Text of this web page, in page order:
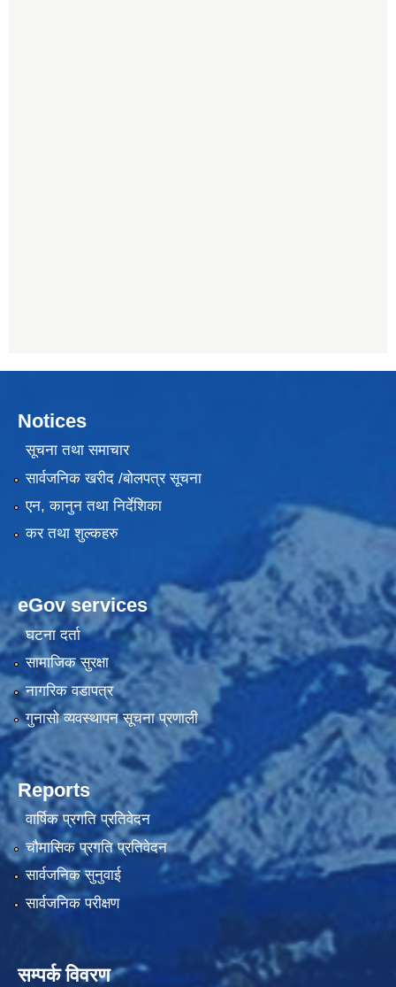
Notices
सूचना तथा समाचार
सार्वजनिक खरीद /बोलपत्र सूचना
एन, कानुन तथा निर्देशिका
कर तथा शुल्कहरु
eGov services
घटना दर्ता
सामाजिक सुरक्षा
नागरिक वडापत्र
गुनासो व्यवस्थापन सूचना प्रणाली
Reports
वार्षिक प्रगति प्रतिवेदन
चौमासिक प्रगति प्रतिवेदन
सार्वजनिक सुनुवाई
सार्वजनिक परीक्षण
सम्पर्क विवरण